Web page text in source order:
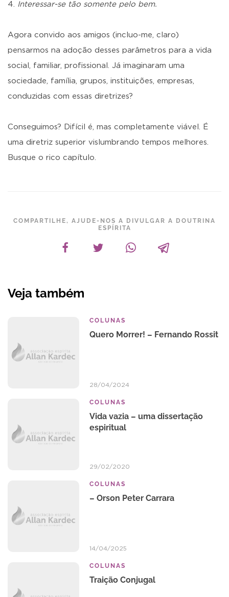
Interessar-se tão somente pelo bem.
Agora convido aos amigos (incluo-me, claro)
pensarmos na adoção desses parâmetros para a vida
social, familiar, profissional. Já imaginaram uma
sociedade, família, grupos, instituições, empresas,
conduzidas com essas diretrizes?
Conseguimos? Difícil é, mas completamente viável. É
uma diretriz superior vislumbrando tempos melhores.
Busque o rico capítulo.
COMPARTILHE, AJUDE-NOS A DIVULGAR A DOUTRINA
ESPÍRITA
Veja também
COLUNAS
Quero Morrer! – Fernando Rossit
28/04/2024
COLUNAS
Vida vazia – uma dissertação
espiritual
29/02/2020
COLUNAS
– Orson Peter Carrara
14/04/2025
COLUNAS
Traição Conjugal